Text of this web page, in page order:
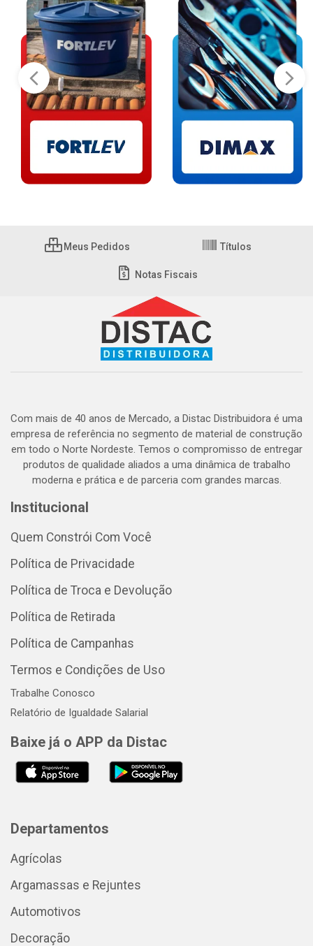
Meus Pedidos Títulos
Notas Fiscais
Com mais de 40 anos de Mercado, a Distac Distribuidora é uma
empresa de referência no segmento de material de construção
em todo o Norte Nordeste. Temos o compromisso de entregar
produtos de qualidade aliados a uma dinâmica de trabalho
moderna e prática e de parceria com grandes marcas.
Institucional
Quem Constrói Com Você
Política de Privacidade
Política de Troca e Devolução
Política de Retirada
Política de Campanhas
Termos e Condições de Uso
Trabalhe Conosco
Relatório de Igualdade Salarial
Baixe já o APP da Distac
Departamentos
Agrícolas
Argamassas e Rejuntes
Automotivos
Decoração